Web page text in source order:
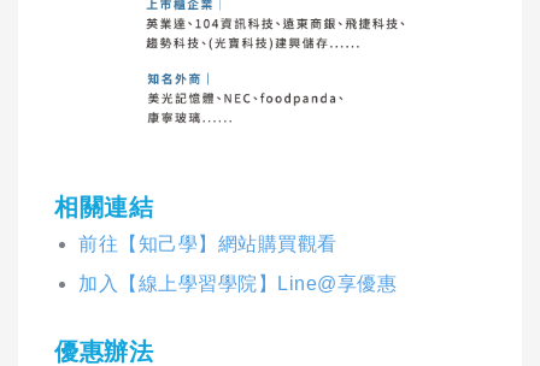
相關連結
前往【知己學】網站購買觀看
加入【線上學習學院】Line@享優惠
優惠辦法